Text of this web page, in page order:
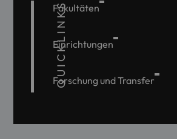
QUICKLINKS
Fakultäten
Einrichtungen
Forschung und Transfer